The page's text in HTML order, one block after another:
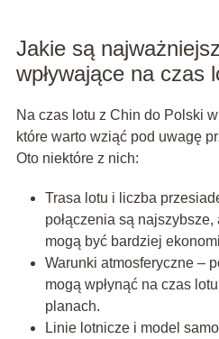
Jakie są
wpływające na czas
Na czas lotu z Chin do Polski
które warto wziąć pod uwagę
Oto niektóre z nich:
Trasa lotu i liczba
połączenia są
mogą być bardziej
Warunki atmosferyczne –
mogą wpłynąć na czas
planach.
Linie lotnicze i model